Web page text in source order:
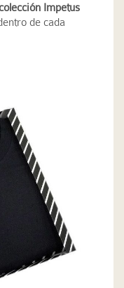
Impetus
de cada